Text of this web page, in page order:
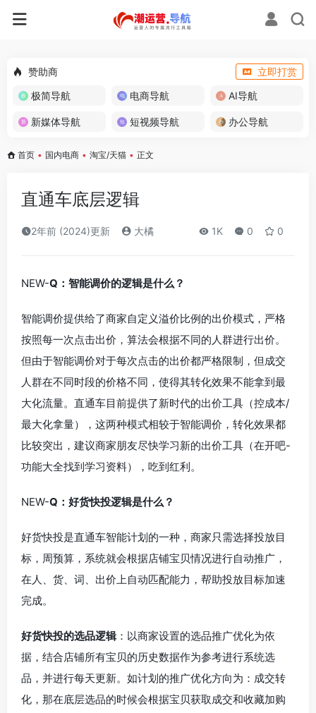
赞助商
立即打赏
极简导航
电商导航 AI导航
新媒体导航 短视频导航 办公导航
首页 • 国内电商 • 淘宝/天猫 • 正文
直通车底层逻辑
2年前 (2024)更新 大橘 1K 0 0
NEW-Q：智能调价的逻辑是什么？
智能调价提供给了商家自定义溢价比例的出价模式，严格
按照每一次点击出价，算法会根据不同的人群进行出价。
但由于智能调价对于每次点击的出价都严格限制，但成交
人群在不同时段的价格不同，使得其转化效果不能拿到最
大化流量。直通车目前提供了新时代的出价工具（控成本/
最大化拿量），这两种模式相较于智能调价，转化效果都
比较突出，建议商家朋友尽快学习新的出价工具（在开吧-
功能大全找到学习资料），吃到红利。
NEW-Q：好货快投逻辑是什么？
好货快投是直通车智能计划的一种，商家只需选择投放目
标，周预算，系统就会根据店铺宝贝情况进行自动推广，
在人、货、词、出价上自动匹配能力，帮助投放目标加速
完成。
好货快投的选品逻辑：以商家设置的选品推广优化为依
据， 结合店铺所有宝贝的历史数据作为参考进行系统选
品 ，并进行每天更新。如计划的推广优化方向为： 成交转
化，那在底层选品的时候会根据宝贝获取成交和收藏加购